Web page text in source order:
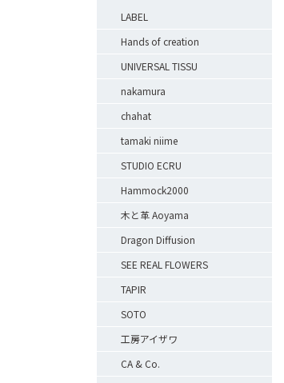
LABEL
Hands of creation
UNIVERSAL TISSU
nakamura
chahat
tamaki niime
STUDIO ECRU
Hammock2000
木と革 Aoyama
Dragon Diffusion
SEE REAL FLOWERS
TAPIR
SOTO
工房アイザワ
CA & Co.